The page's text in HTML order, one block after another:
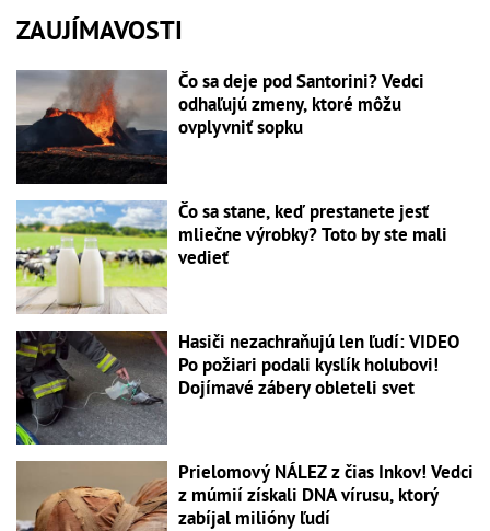
ZAUJÍMAVOSTI
Čo sa deje pod Santorini? Vedci
odhaľujú zmeny, ktoré môžu
ovplyvniť sopku
Čo sa stane, keď prestanete jesť
mliečne výrobky? Toto by ste mali
vedieť
Hasiči nezachraňujú len ľudí: VIDEO
Po požiari podali kyslík holubovi!
Dojímavé zábery obleteli svet
Prielomový NÁLEZ z čias Inkov! Vedci
z múmií získali DNA vírusu, ktorý
zabíjal milióny ľudí